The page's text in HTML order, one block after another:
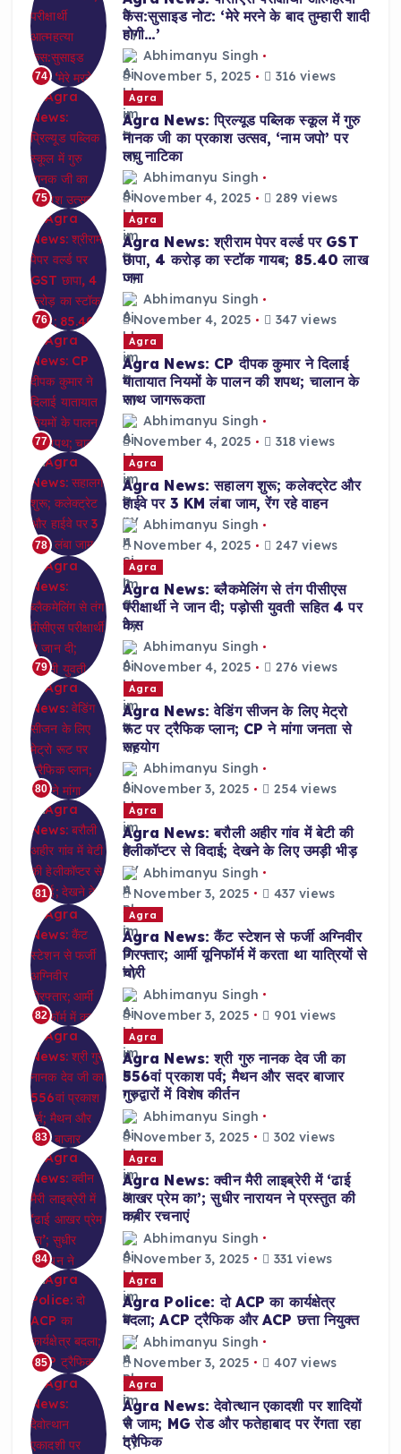
74
केस:सुसाइड नोट: ‘मेरे मरने के बाद तुम्हारी शादी
होगी…’
Abhimanyu Singh
November 5, 2025
316 views
75
Agra
Agra News: प्रिल्यूड पब्लिक स्कूल में गुरु
नानक जी का प्रकाश उत्सव, ‘नाम जपो’ पर
लघु नाटिका
Abhimanyu Singh
November 4, 2025
289 views
76
Agra
Agra News: श्रीराम पेपर वर्ल्ड पर GST
छापा, 4 करोड़ का स्टॉक गायब; 85.40 लाख
जमा
Abhimanyu Singh
November 4, 2025
347 views
77
Agra
Agra News: CP दीपक कुमार ने दिलाई
यातायात नियमों के पालन की शपथ; चालान के
साथ जागरूकता
Abhimanyu Singh
November 4, 2025
318 views
78
Agra
Agra News: सहालग शुरू; कलेक्ट्रेट और
हाईवे पर 3 KM लंबा जाम, रेंग रहे वाहन
Abhimanyu Singh
November 4, 2025
247 views
79
Agra
Agra News: ब्लैकमेलिंग से तंग पीसीएस
परीक्षार्थी ने जान दी; पड़ोसी युवती सहित 4 पर
केस
Abhimanyu Singh
November 4, 2025
276 views
80
Agra
Agra News: वेडिंग सीजन के लिए मेट्रो
रूट पर ट्रैफिक प्लान; CP ने मांगा जनता से
सहयोग
Abhimanyu Singh
November 3, 2025
254 views
81
Agra
Agra News: बरौली अहीर गांव में बेटी की
हेलीकॉप्टर से विदाई; देखने के लिए उमड़ी भीड़
Abhimanyu Singh
November 3, 2025
437 views
82
Agra
Agra News: कैंट स्टेशन से फर्जी अग्निवीर
गिरफ्तार; आर्मी यूनिफॉर्म में करता था यात्रियों से
चोरी
Abhimanyu Singh
November 3, 2025
901 views
83
Agra
Agra News: श्री गुरु नानक देव जी का
556वां प्रकाश पर्व; मैथन और सदर बाजार
गुरुद्वारों में विशेष कीर्तन
Abhimanyu Singh
November 3, 2025
302 views
84
Agra
Agra News: क्वीन मैरी लाइब्रेरी में ‘ढाई
आखर प्रेम का’; सुधीर नारायन ने प्रस्तुत की
कबीर रचनाएं
Abhimanyu Singh
November 3, 2025
331 views
85
Agra
Agra Police: दो ACP का कार्यक्षेत्र
बदला; ACP ट्रैफिक और ACP छत्ता नियुक्त
Abhimanyu Singh
November 3, 2025
407 views
Agra
Agra News: देवोत्थान एकादशी पर शादियों
से जाम; MG रोड और फतेहाबाद पर रेंगता रहा
ट्रैफिक